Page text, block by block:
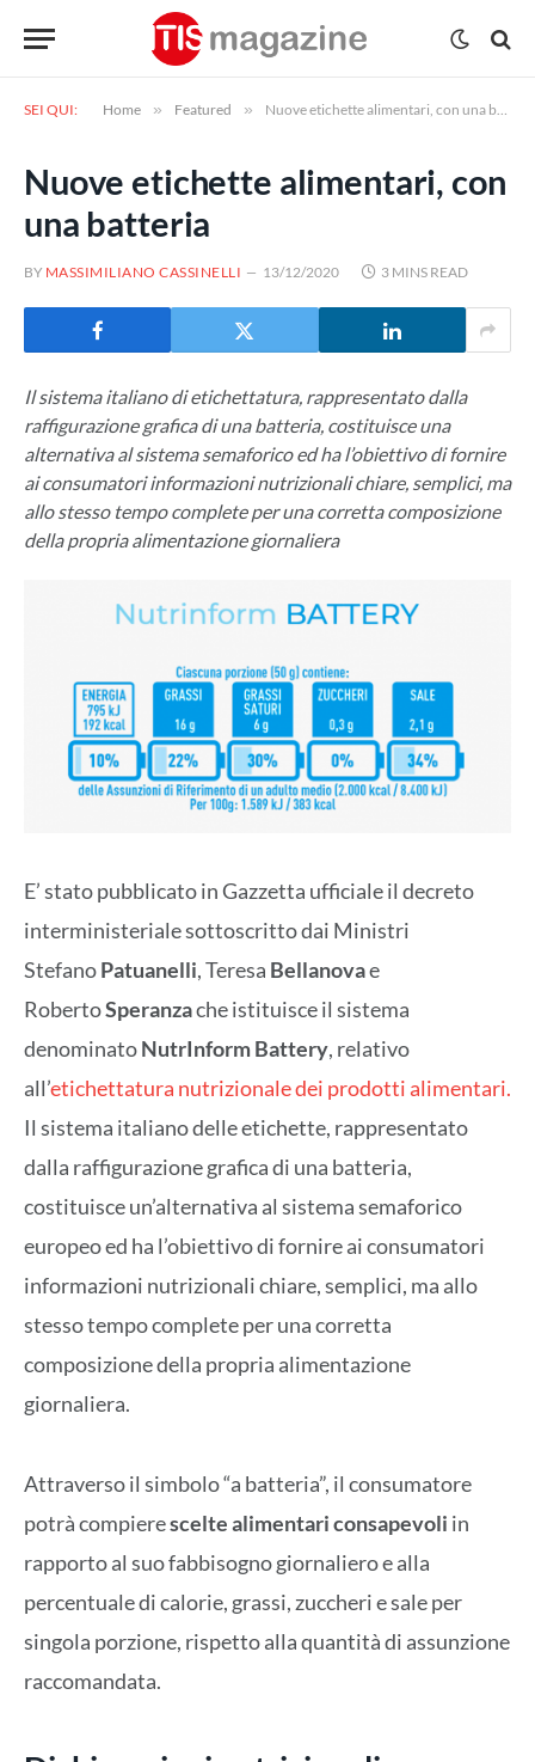
SEI QUI: Home » Featured » Nuove etichette alimentari, con una batteria
Nuove etichette alimentari, con
una batteria
BY MASSIMILIANO CASSINELLI 13/12/2020 3 MINS READ
Il sistema italiano di etichettatura, rappresentato dalla
raffigurazione grafica di una batteria, costituisce una
alternativa al sistema semaforico ed ha l’obiettivo di fornire
ai consumatori informazioni nutrizionali chiare, semplici, ma
allo stesso tempo complete per una corretta composizione
della propria alimentazione giornaliera
E’ stato pubblicato in Gazzetta ufficiale il decreto
interministeriale sottoscritto dai Ministri
StefanoPatuanelli, Teresa Bellanovae
RobertoSperanzache istituisce il sistema
denominatoNutrInform Battery, relativo
all’etichettatura nutrizionale dei prodotti alimentari.
Il sistema italiano delle etichette, rappresentato
dalla raffigurazione grafica di una batteria,
costituisce un’alternativa al sistema semaforico
europeo ed ha l’obiettivo di fornire ai consumatori
informazioni nutrizionali chiare, semplici, ma allo
stesso tempo complete per una corretta
composizione della propria alimentazione
giornaliera.
Attraverso il simbolo “a batteria”, il consumatore
potrà compierescelte alimentari consapevoli in
rapporto al suo fabbisogno giornaliero e alla
percentuale di calorie, grassi, zuccheri e sale per
singola porzione, rispetto alla quantità di assunzione
raccomandata.